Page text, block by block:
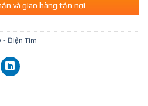
và giao hàng tận nơi
- Điện Tim